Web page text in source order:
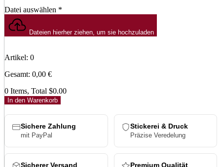
Datei auswählen *
Dateien hierher ziehen, um sie hochzuladen
Artikel: 0
Gesamt: 0,00 €
0 Items, Total $0.00
In den Warenkorb
Sichere Zahlung
mit PayPal
Stickerei & Druck
Präzise Veredelung
Sicherer Versand Premium Qualität